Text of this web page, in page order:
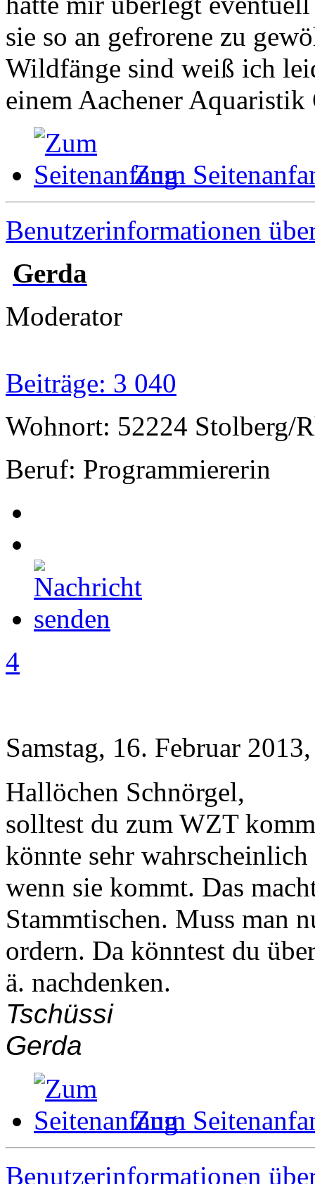
sie so an gefrorene zu
Wildfänge sind weiß ich
einem Aachener Aquaristik
Zum
Benutzerinformationen
Gerda
Moderator
Beiträge: 3 040
Wohnort: 52224 Stolberg/
Beruf: Programmiererin
4
Samstag, 16. Februar
Hallöchen Schnörgel,
solltest du zum WZT
könnte sehr
wenn sie kommt. Das
Stammtischen. Muss man
ordern. Da könntest du
ä. nachdenken.
Tschüssi
Gerda
Zum
Benutzerinformationen